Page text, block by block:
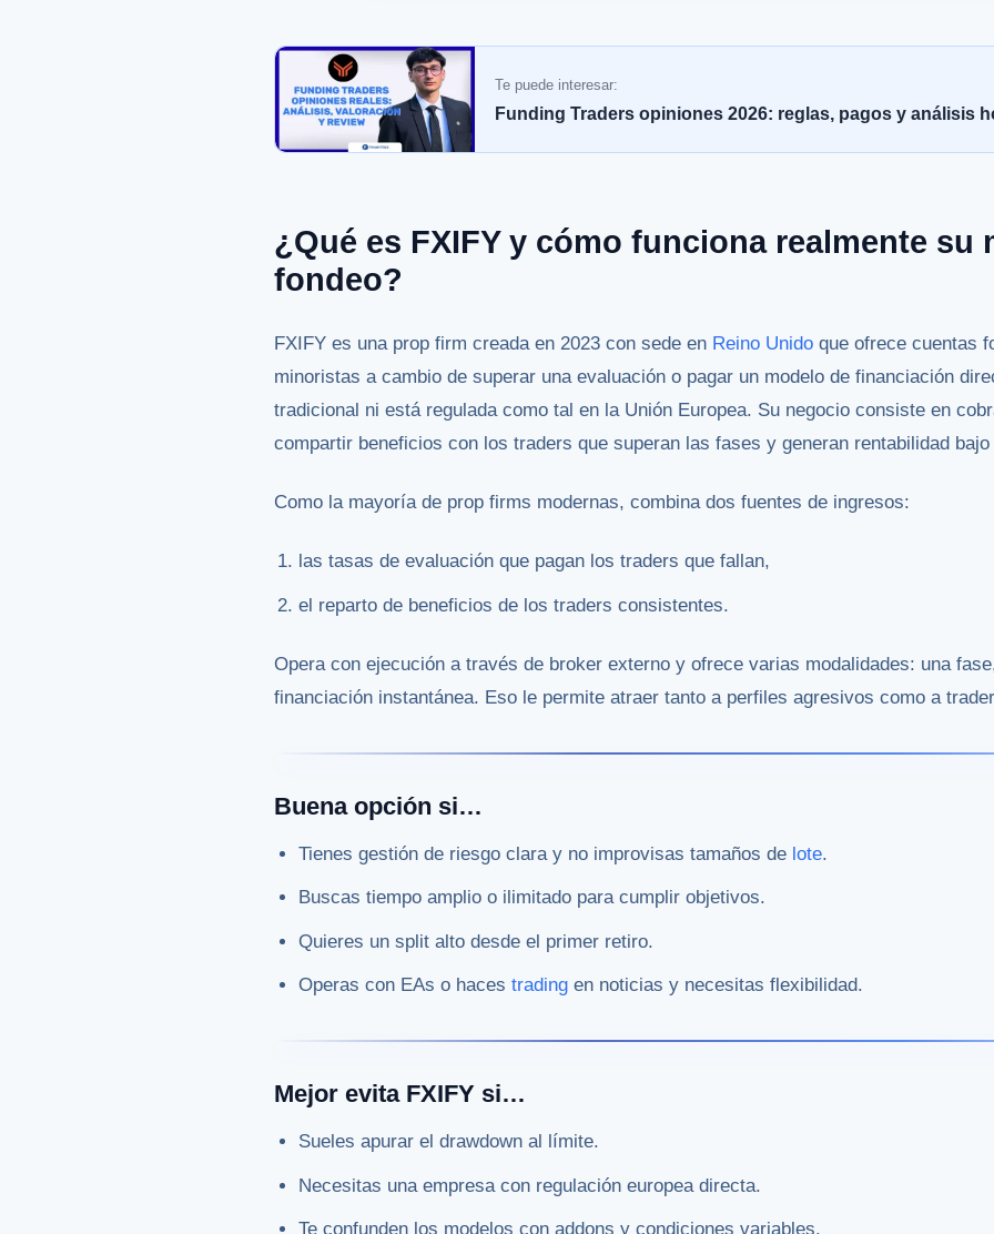
Te puede interesar:
Funding Traders opiniones 2026: reglas, pagos y análisis
¿Qué es FXIFY y cómo funciona realmente su
fondeo?
FXIFY es una prop firm creada en 2023 con sede en Reino Unido que ofrece cuentas
minoristas a cambio de superar una evaluación o pagar un modelo de financiación
tradicional ni está regulada como tal en la Unión Europea. Su negocio consiste en
compartir beneficios con los traders que superan las fases y generan rentabilidad
Como la mayoría de prop firms modernas, combina dos fuentes de ingresos:
las tasas de evaluación que pagan los traders que fallan,
el reparto de beneficios de los traders consistentes.
Opera con ejecución a través de broker externo y ofrece varias modalidades: una
financiación instantánea. Eso le permite atraer tanto a perfiles agresivos como a
Buena opción si…
Tienes gestión de riesgo clara y no improvisas tamaños de lote.
Buscas tiempo amplio o ilimitado para cumplir objetivos.
Quieres un split alto desde el primer retiro.
Operas con EAs o hacestrading en noticias y necesitas flexibilidad.
Mejor evita FXIFY si…
Sueles apurar el drawdown al límite.
Necesitas una empresa con regulación europea directa.
Te confunden los modelos con addons y condiciones variables.